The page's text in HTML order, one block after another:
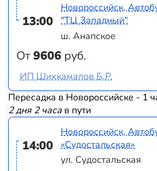
13:00
От9606 руб.
Новороссийск,
"ТЦ Западный"
ш. Анапское
ИП Шихкамалов Б.Р.
Пересадка в Новороссийске - 1
2 дня 2 часав пути
14:00
Новороссийск,
«Судостальская»
ул. Судостальская